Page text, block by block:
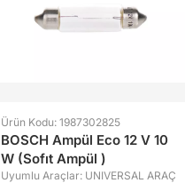
Ürün Kodu: 1987302825
BOSCH Ampül Eco 12 V 10
W (Sofıt Ampül )
Uyumlu Araçlar: UNIVERSAL ARAÇ